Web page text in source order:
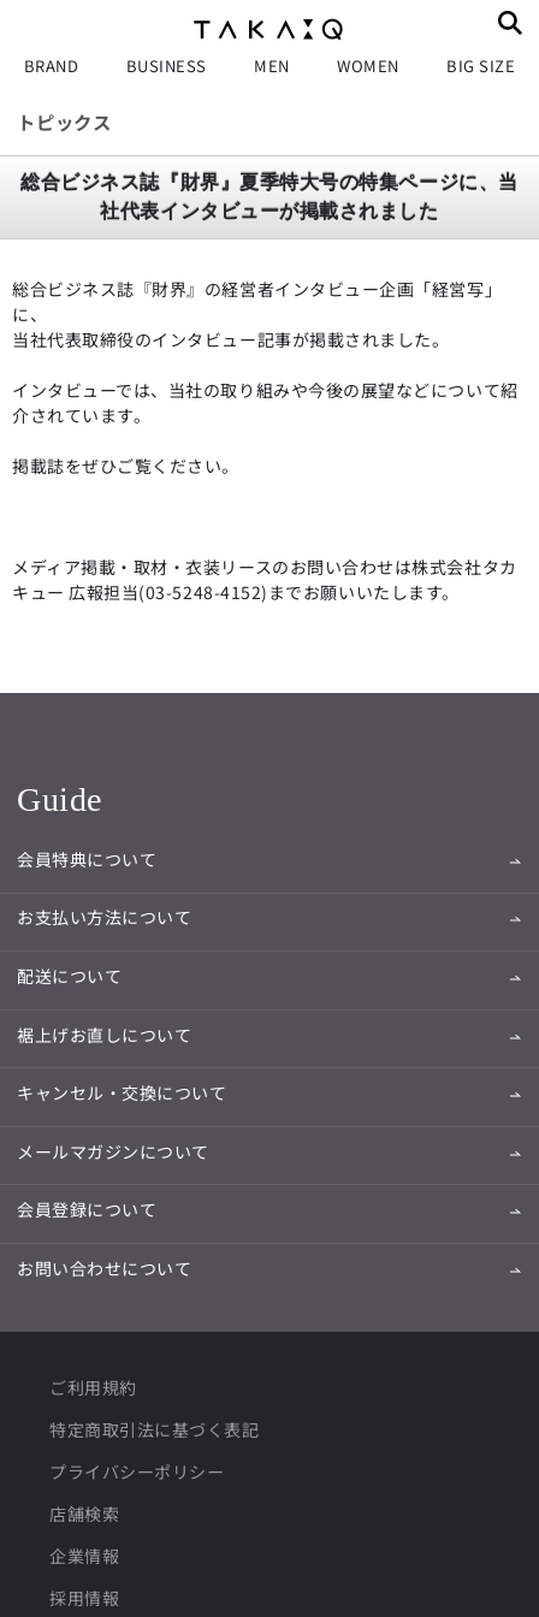
BRAND BUSINESS MEN WOMEN BIG SIZE
トピックス
総合ビジネス誌『財界』夏季特大号の特集ページに、当
社代表インタビューが掲載されました
総合ビジネス誌『財界』の経営者インタビュー企画「経営写」
に、
当社代表取締役のインタビュー記事が掲載されました。
インタビューでは、当社の取り組みや今後の展望などについて紹
介されています。
掲載誌をぜひご覧ください。
メディア掲載・取材・衣装リースのお問い合わせは株式会社タカ
キュー 広報担当(03-5248-4152)までお願いいたします。
Guide
会員特典について
お支払い方法について
配送について
裾上げお直しについて
キャンセル・交換について
メールマガジンについて
会員登録について
お問い合わせについて
ご利用規約
特定商取引法に基づく表記
プライバシーポリシー
店舗検索
企業情報
採用情報